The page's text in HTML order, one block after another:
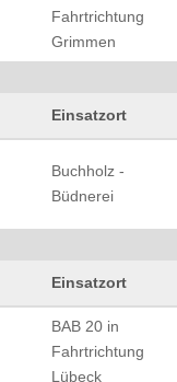
Fahrtrichtung
Grimmen
Einsatzort
Buchholz -
Büdnerei
Einsatzort
BAB 20 in
Fahrtrichtung
Lübeck